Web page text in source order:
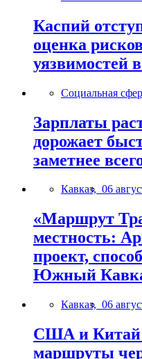
Каспий
оценка
уязвимостей
Социальная
Зарплаты
дорожает
заметнее
Кавказ, 06
«Маршрут
местность:
проект,
Южный
Кавказ, 06
США и Китай
маршруты